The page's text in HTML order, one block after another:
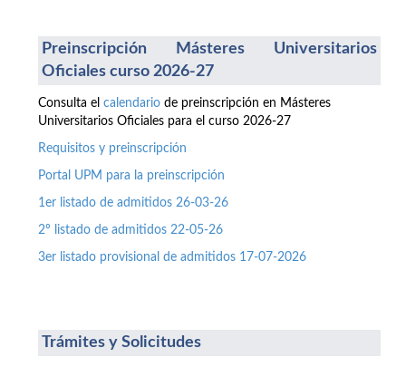
Preinscripción Másteres Universitarios
Oficiales curso 2026-27
Consulta el calendario de preinscripción en Másteres
Universitarios Oficiales para el curso 2026-27
Requisitos y preinscripción
Portal UPM para la preinscripción
1er listado de admitidos 26-03-26
2º listado de admitidos 22-05-26
3er listado provisional de admitidos 17-07-2026
Trámites y Solicitudes